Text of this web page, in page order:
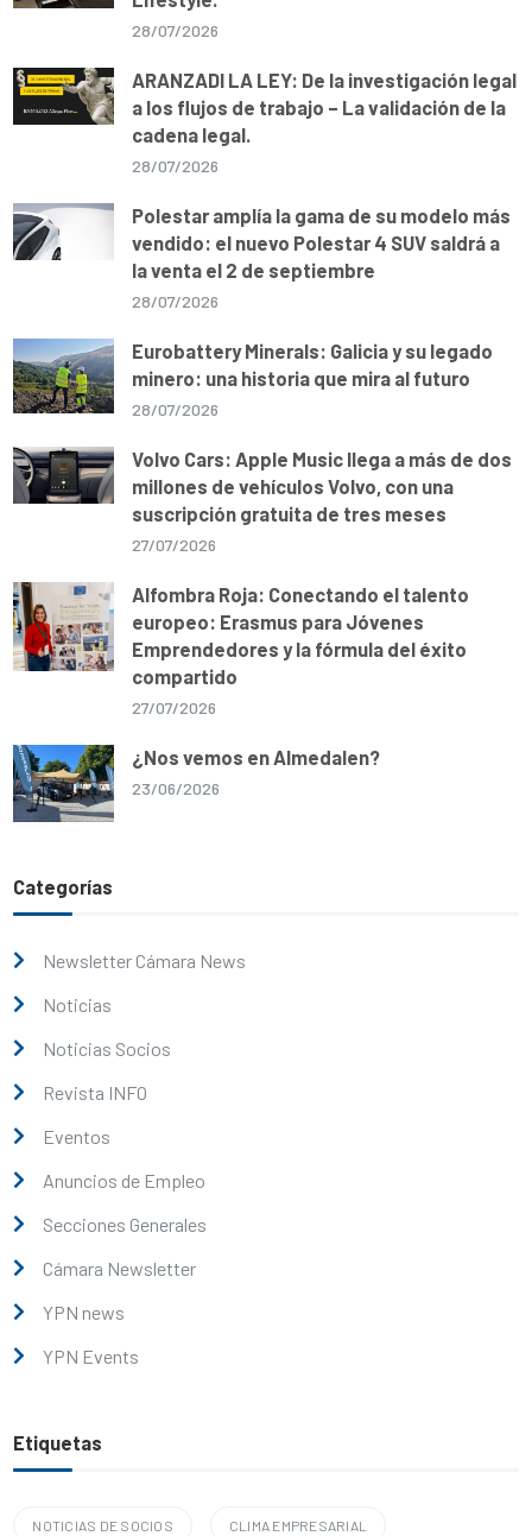
28/07/2026
ARANZADI LA LEY: De la investigación legal
a los flujos de trabajo – La validación de la
cadena legal.
28/07/2026
Polestar amplía la gama de su modelo más
vendido: el nuevo Polestar 4 SUV saldrá a
la venta el 2 de septiembre
28/07/2026
Eurobattery Minerals: Galicia y su legado
minero: una historia que mira al futuro
28/07/2026
Volvo Cars: Apple Music llega a más de dos
millones de vehículos Volvo, con una
suscripción gratuita de tres meses
27/07/2026
Alfombra Roja: Conectando el talento
europeo: Erasmus para Jóvenes
Emprendedores y la fórmula del éxito
compartido
27/07/2026
¿Nos vemos en Almedalen?
23/06/2026
Categorías
Newsletter Cámara News
Noticias
Noticias Socios
Revista INFO
Eventos
Anuncios de Empleo
Secciones Generales
Cámara Newsletter
YPN news
YPN Events
Etiquetas
NOTICIAS DE SOCIOS CLIMA EMPRESARIAL